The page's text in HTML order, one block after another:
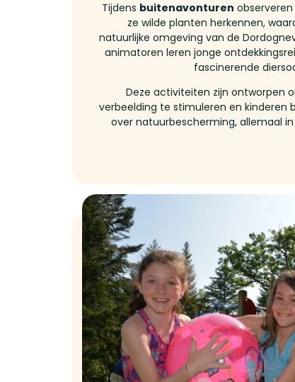
Tijdens buitenavonturen
ze wilde planten herkennen,
natuurlijke omgeving van de
animatoren leren jonge
fascinerende
Deze activiteiten zijn ontworpen
verbeelding te stimuleren en kinderen
over natuurbescherming, allemaal